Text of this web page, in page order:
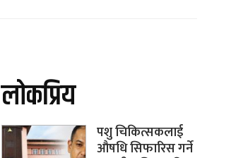
लोकप्रिय
पशु चिकित्सकलाई
औषधि सिफारिस गर्ने